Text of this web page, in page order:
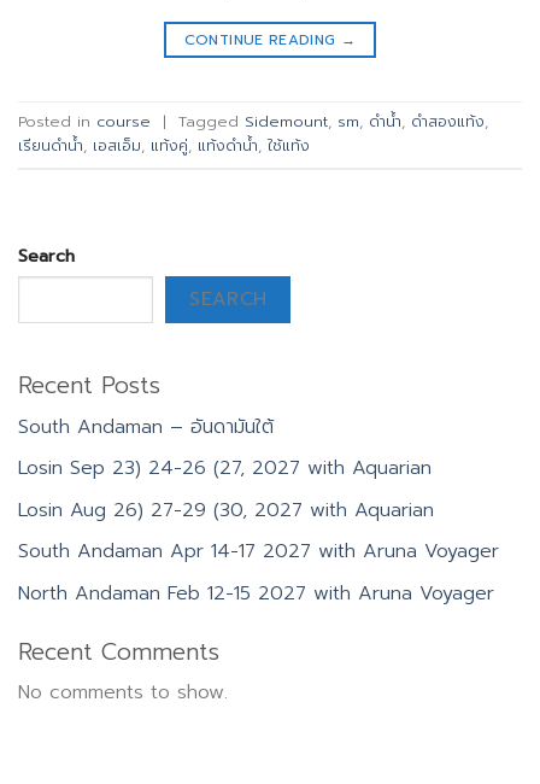
CONTINUE READING →
Posted in course | Tagged Sidemount, sm, ดำน้ำ, ดำสองแท้ง,
เรียนดำน้ำ, เอสเอ็ม, แท้งคู่, แท้งดำน้ำ, ใช้แท้ง
Search
SEARCH
Recent Posts
South Andaman – อันดามันใต้
Losin Sep 23) 24-26 (27, 2027 with Aquarian
Losin Aug 26) 27-29 (30, 2027 with Aquarian
South Andaman Apr 14-17 2027 with Aruna Voyager
North Andaman Feb 12-15 2027 with Aruna Voyager
Recent Comments
No comments to show.